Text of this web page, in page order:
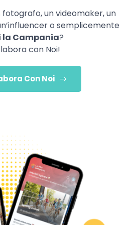
fotografo, un videomaker, un
o semplicemente
la Campania?
con Noi!
Con Noi